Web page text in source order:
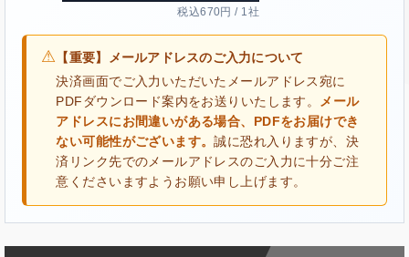
税込670円 / 1社
⚠ 【重要】メールアドレスのご入力について
決済画面でご入力いただいたメールアドレス宛に
PDFダウンロード案内をお送りいたします。
メール
アドレスにお間違いがある場合、PDFをお届けでき
ない可能性がございます。誠に恐れ入りますが、決
済リンク先でのメールアドレスのご入力に十分ご注
意くださいますようお願い申し上げます。